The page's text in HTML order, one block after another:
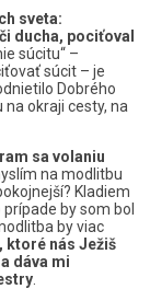
sveta:
ducha, pociťoval
súcitu“ –
súcit – je
Dobrého
okraji cesty, na
sa volaniu
na modlitbu
Kladiem
by som bol
by viac
ktoré nás Ježiš
dáva mi